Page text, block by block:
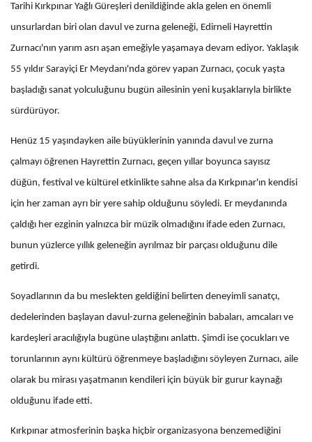
Tarihi Kırkpınar Yağlı Güreşleri denildiğinde akla gelen en önemli
unsurlardan biri olan davul ve zurna geleneği, Edirneli Hayrettin
Zurnacı'nın yarım asrı aşan emeğiyle yaşamaya devam ediyor. Yaklaşık
55 yıldır Sarayiçi Er Meydanı'nda görev yapan Zurnacı, çocuk yaşta
başladığı sanat yolculuğunu bugün ailesinin yeni kuşaklarıyla birlikte
sürdürüyor.
Henüz 15 yaşındayken aile büyüklerinin yanında davul ve zurna
çalmayı öğrenen Hayrettin Zurnacı, geçen yıllar boyunca sayısız
düğün, festival ve kültürel etkinlikte sahne alsa da Kırkpınar'ın kendisi
için her zaman ayrı bir yere sahip olduğunu söyledi. Er meydanında
çaldığı her ezginin yalnızca bir müzik olmadığını ifade eden Zurnacı,
bunun yüzlerce yıllık geleneğin ayrılmaz bir parçası olduğunu dile
getirdi.
Soyadlarının da bu meslekten geldiğini belirten deneyimli sanatçı,
dedelerinden başlayan davul-zurna geleneğinin babaları, amcaları ve
kardeşleri aracılığıyla bugüne ulaştığını anlattı. Şimdi ise çocukları ve
torunlarının aynı kültürü öğrenmeye başladığını söyleyen Zurnacı, aile
olarak bu mirası yaşatmanın kendileri için büyük bir gurur kaynağı
olduğunu ifade etti.
Kırkpınar atmosferinin başka hiçbir organizasyona benzemediğini